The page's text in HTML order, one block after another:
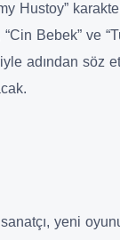
Hustoy”
Bebek” ve
adından söz
yeni